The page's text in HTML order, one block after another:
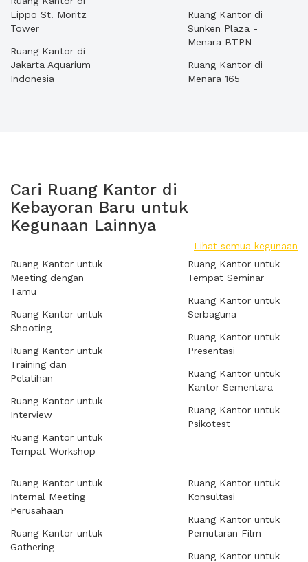
Lippo St. Moritz
Tower
Ruang Kantor di
Jakarta Aquarium
Indonesia
Ruang Kantor di
Sunken Plaza -
Menara BTPN
Ruang Kantor di
Menara 165
Cari Ruang Kantor di
Kebayoran Baru untuk
Kegunaan Lainnya
Lihat semua kegunaan
Ruang Kantor untuk
Meeting dengan
Tamu
Ruang Kantor untuk
Shooting
Ruang Kantor untuk
Training dan
Pelatihan
Ruang Kantor untuk
Interview
Ruang Kantor untuk
Tempat Workshop
Ruang Kantor untuk
Tempat Seminar
Ruang Kantor untuk
Serbaguna
Ruang Kantor untuk
Presentasi
Ruang Kantor untuk
Kantor Sementara
Ruang Kantor untuk
Psikotest
Ruang Kantor untuk
Internal Meeting
Perusahaan
Ruang Kantor untuk
Gathering
Ruang Kantor untuk
Konsultasi
Ruang Kantor untuk
Pemutaran Film
Ruang Kantor untuk